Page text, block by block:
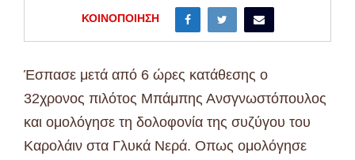
ΚΟΙΝΟΠΟΊΗΣΗ
Έσπασε μετά από 6 ώρες κατάθεσης ο
32χρονος πιλότος Μπάμπης Ανσγνωστόπουλος
και ομολόγησε τη δολοφονία της συζύγου του
Καρολάιν στα Γλυκά Νερά. Οπως ομολόγησε